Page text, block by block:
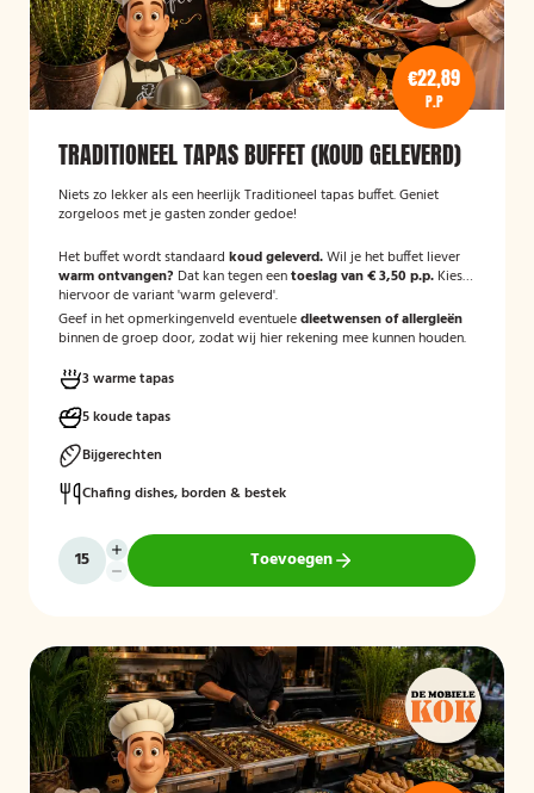
€22,89
P.P
TRADITIONEEL TAPAS BUFFET (KOUD GELEVERD)
Niets zo lekker als een heerlijk Traditioneel tapas buffet. Geniet
zorgeloos met je gasten zonder gedoe!
Het buffet wordt standaard koud geleverd.Wil je het buffet liever
warm ontvangen? Dat kan tegen eentoeslag van € 3,50 p.p. Kies
hiervoor de variant 'warm geleverd'.
Geef in het opmerkingenveld eventueledieetwensen of allergieën
binnen de groep door, zodat wij hier rekening mee kunnen houden.
3 warme tapas
5 koude tapas
Bijgerechten
Chafing dishes, borden & bestek
Toevoegen